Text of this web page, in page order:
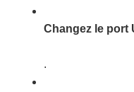
Changez le port
.